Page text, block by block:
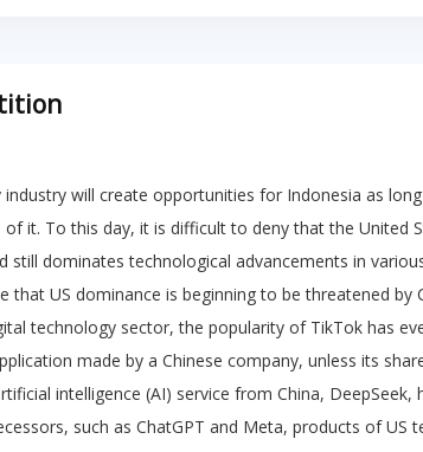
will create opportunities for Indonesia as
it. To this day, it is difficult to deny that the United
dominates technological advancements in
that US dominance is beginning to be threatened by
technology sector, the popularity of TikTok has
made by a Chinese company, unless its
intelligence (AI) service from China, DeepSeek,
such as ChatGPT and Meta, products of US